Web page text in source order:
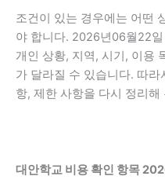
조건이 있는 경우에는 어떤
야 합니다. 2026년06월22
개인 상황, 지역, 시기, 이용
가 달라질 수 있습니다. 따
항, 제한 사항을 다시 정리해
대안학교 비용 확인 항목